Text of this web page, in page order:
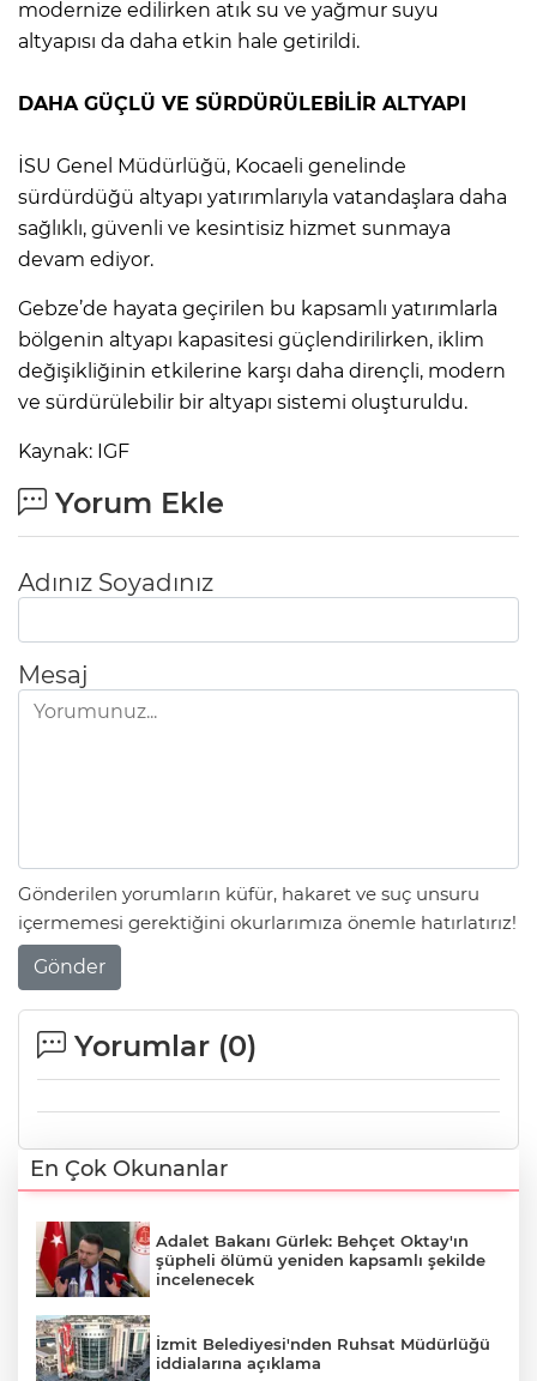
modernize edilirken atık su ve yağmur suyu
altyapısı da daha etkin hale getirildi.
DAHA GÜÇLÜ VE SÜRDÜRÜLEBİLİR ALTYAPI
İSU Genel Müdürlüğü, Kocaeli genelinde
sürdürdüğü altyapı yatırımlarıyla vatandaşlara daha
sağlıklı, güvenli ve kesintisiz hizmet sunmaya
devam ediyor.
Gebze’de hayata geçirilen bu kapsamlı yatırımlarla
bölgenin altyapı kapasitesi güçlendirilirken, iklim
değişikliğinin etkilerine karşı daha dirençli, modern
ve sürdürülebilir bir altyapı sistemi oluşturuldu.
Kaynak: IGF
Yorum Ekle
Adınız Soyadınız
Mesaj
Gönderilen yorumların küfür, hakaret ve suç unsuru
içermemesi gerektiğini okurlarımıza önemle hatırlatırız!
Gönder
Yorumlar (0)
En Çok Okunanlar
Adalet Bakanı Gürlek: Behçet Oktay'ın
şüpheli ölümü yeniden kapsamlı şekilde
incelenecek
İzmit Belediyesi'nden Ruhsat Müdürlüğü
iddialarına açıklama